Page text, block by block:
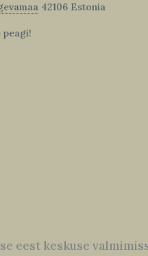
42106 Estonia
peagi!
eest keskuse